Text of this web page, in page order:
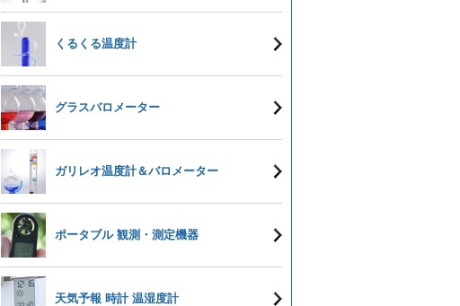
くるくる温度計
グラスバロメーター
ガリレオ温度計＆バロメーター
ポータブル 観測・測定機器
天気予報 時計 温湿度計